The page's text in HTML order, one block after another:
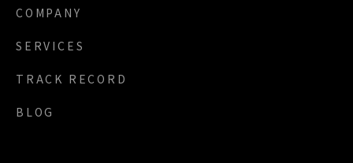
COMPANY
SERVICES
TRACK RECORD
BLOG